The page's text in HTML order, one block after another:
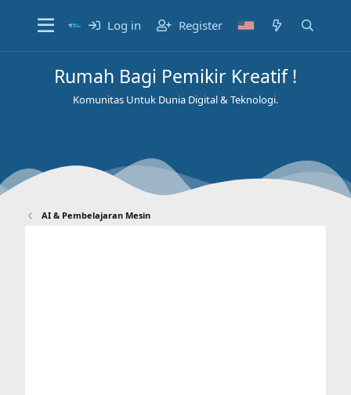
Log in Register
Rumah Bagi Pemikir Kreatif !
Komunitas Untuk Dunia Digital & Teknologi.
AI & Pembelajaran Mesin